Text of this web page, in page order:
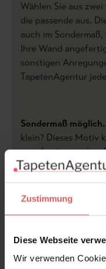
Zustimmung
Diese Webseite
Wir verwenden
Wählen Sie aus
die passende aus.
auch im
Ihre Wand
sonstigen
TapetenAgentur
Sondermaß möglich.
klein? Dieses Motiv
angefertigt werden.
wir erstellen Ihnen
unverbindliches
Ausschnitte des